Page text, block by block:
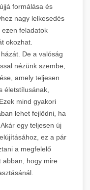
formálása és
nagy lelkesedés
feladatok
okozhat.
De a valóság
nézünk szembe,
amely teljesen
életstílusának,
mind gyakori
lehet fejlődni, ha
egy teljesen új
ez a pár
a megfelelő
abban, hogy mire